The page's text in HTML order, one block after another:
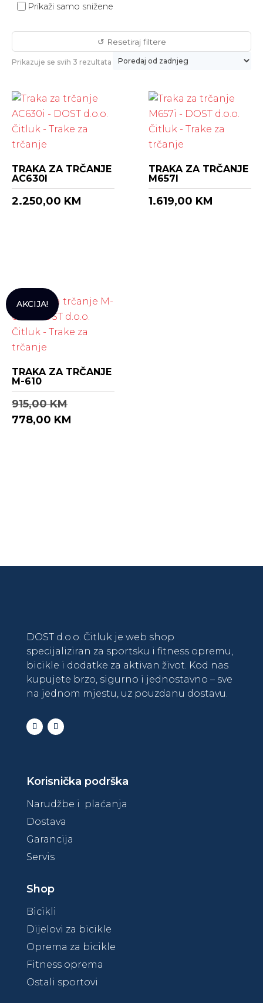
Prikaži samo snižene
↺ Resetiraj filtere
Prikazuje se svih 3 rezultata Poredano
najnovijem
TRAKA ZA TRČANJE
AC630I
2.250,00 KM
TRAKA ZA TRČANJE
M657I
1.619,00 KM
AKCIJA!
TRAKA ZA TRČANJE
M-610
915,00KMI
Z
N
L
A
J
E
:
0
.
778,00 KM
J
E
:
7
7
K
M
DOST d.o.o. Čitluk je web shop
specijaliziran za sportsku i fitness opremu,
bicikle i dodatke za aktivan život. Kod nas
kupujete brzo, sigurno i jednostavno – sve
na jednom mjestu, uz pouzdanu dostavu.
Korisnička podrška
Narudžbe i plaćanja
Dostava
Garancija
Servis
Shop
Bicikli
Dijelovi za bicikle
Oprema za bicikle
Fitness oprema
Ostali sportovi